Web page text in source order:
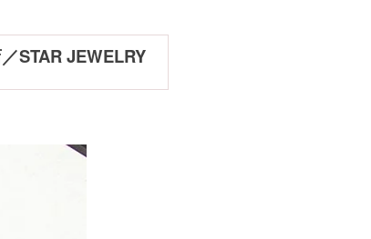
STAR JEWELRY